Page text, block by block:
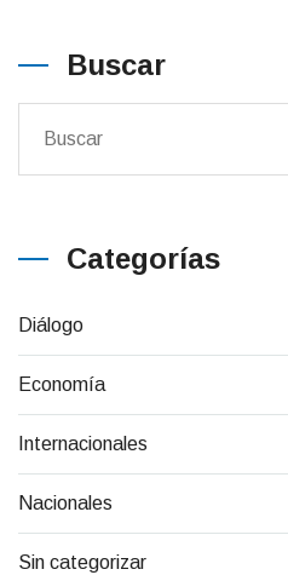
Buscar
Categorías
Diálogo
Economía
Internacionales
Nacionales
Sin categorizar